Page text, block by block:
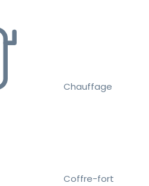
Chauffage
Coffre-fort